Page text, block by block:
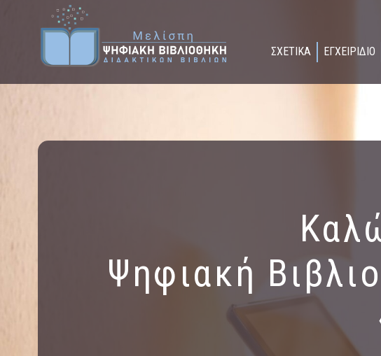
ΣΧΕΤΙΚΑ ΕΓΧΕΙΡΙΔΙΟ
Ψηφιακή